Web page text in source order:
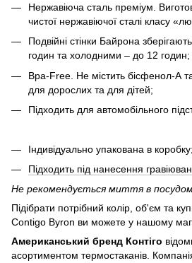
Нержавіюча сталь преміум.
чистої нержавіючої сталі класу
Подвійні стінки Байрона
годин та холодними – до 12 годин;
Bpa-Free. Не містить бісфенол-А
для дорослих та для дітей;
Підходить для автомобільного
Індивідуально упакована в коробку;
Підходить під нанесення
Не рекомендується миття в
Підібрати потрібний колір, об'єм та
Contigo Byron ви можете у нашому
Американський бренд Контіго
асортиментом термостаканів.